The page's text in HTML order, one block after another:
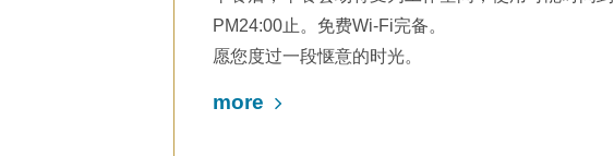
PM24:00止。免费Wi-Fi完备。
愿您度过一段惬意的时光。
more